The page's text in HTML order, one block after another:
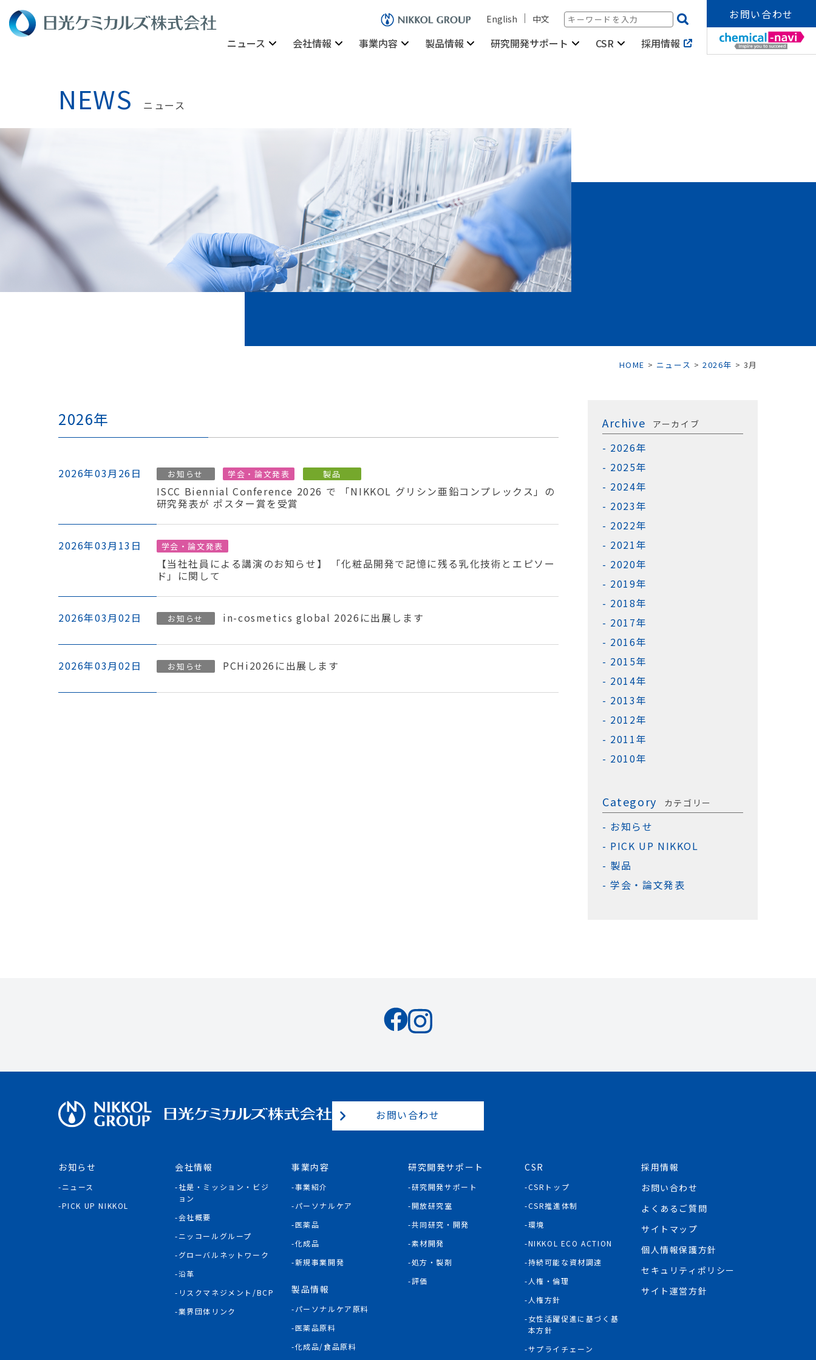
English 中文
ニュース 会社情報 事業内容 製品情報 研究開発サポート CSR 採用情報
お問い合わせ
NEWS ニュース
HOME > ニュース > 2026年 > 3月
2026年
2026年03月26日 お知らせ 学会・論文発表 製品
ISCC Biennial Conference 2026 で 「NIKKOL グリシン亜鉛コンプレックス」の
研究発表が ポスター賞を受賞
2026年03月13日 学会・論文発表
【当社社員による講演のお知らせ】 「化粧品開発で記憶に残る乳化技術とエピソー
ド」に関して
2026年03月02日 お知らせ in-cosmetics global 2026に出展します
2026年03月02日 お知らせ PCHi2026に出展します
Archive アーカイブ
2026年
2025年
2024年
2023年
2022年
2021年
2020年
2019年
2018年
2017年
2016年
2015年
2014年
2013年
2012年
2011年
2010年
Category カテゴリー
お知らせ
PICK UP NIKKOL
製品
学会・論文発表
お問い合わせ
お知らせ
ニュース
PICK UP NIKKOL
会社情報
社是・ミッション・ビジ
ョン
会社概要
ニッコールグループ
グローバルネットワーク
沿革
リスクマネジメント/BCP
業界団体リンク
事業内容
事業紹介
パーソナルケア
医薬品
化成品
新規事業開発
製品情報
パーソナルケア原料
医薬品原料
化成品/食品原料
研究開発サポート
研究開発サポート
開放研究室
共同研究・開発
素材開発
処方・製剤
評価
CSR
CSRトップ
CSR推進体制
環境
NIKKOL ECO ACTION
持続可能な資材調達
人権・倫理
人権方針
女性活躍促進に基づく基
本方針
サプライチェーン
採用情報
お問い合わせ
よくあるご質問
サイトマップ
個人情報保護方針
セキュリティポリシー
サイト運営方針